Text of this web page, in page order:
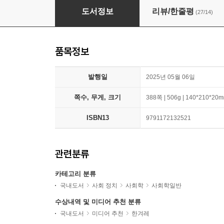
죽은 다음
도서정보 리뷰/한줄평 (27/14)
품목정보
발행일 2025년 05월 06일
쪽수, 무게, 크기 388쪽 | 506g |
ISBN13 9791172132521
관련분류
카테고리 분류
국내도서 사회 정치 사회학 사회학일반
수상내역 및 미디어 추천 분류
국내도서 미디어 추천 한겨레